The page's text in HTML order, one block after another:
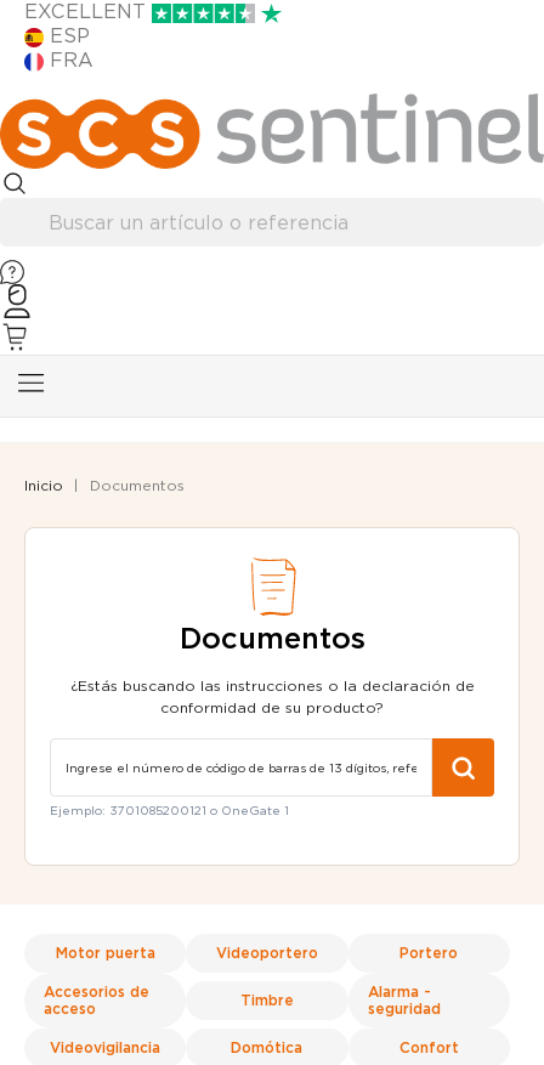
EXCELLENT
ESP
FRA
Inicio Documentos
Documentos
¿Estás buscando las instrucciones o la declaración de
conformidad de su producto?
Ejemplo: 3701085200121 o OneGate 1
Motor puerta Videoportero Portero
Accesorios de
acceso
Timbre
Alarma -
seguridad
Videovigilancia Domótica Confort